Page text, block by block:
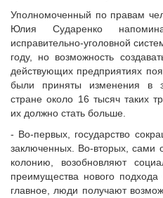
СМИ о нас
МЕТОДИЧЕСКИЙ РАЗДЕЛ
Опыт регионов
Методические материалы
Опыт муниципалитетов
Судебная практика
Мнение специалиста
Конкурсы Совета
Семинары Совета
Уполномоченный по правам
Юлия Сударенко
исправительно-уголовной
году, но возможность
действующих предприятиях
были приняты изменения в
стране около 16 тысяч таких
их должно стать больше.
- Во-первых, государство
заключенных. Во-вторых, сами
колонию, возобновляют
преимущества нового
главное, люди получают